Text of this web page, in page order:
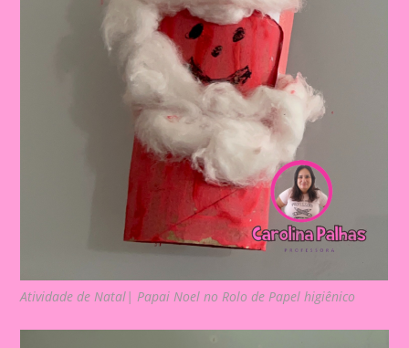
Atividade de Natal| Papai Noel no Rolo de Papel higiênico